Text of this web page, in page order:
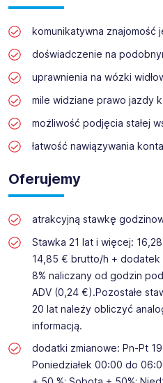
komunikatywna znajomość
doświadczenie na
uprawnienia na wózki
mile widziane prawo jazdy
możliwość podjęcia stałej
łatwość nawiązywania
Oferujemy
atrakcyjną stawkę
Stawka 21 lat i więcej:
14,85 € brutto/h + dodatek
8% naliczany od godzin
ADV (0,24 €).Pozostałe
20 lat należy obliczyć
informacją.
dodatki zmianowe: Pn-Pt
Poniedziałek 00:00 do